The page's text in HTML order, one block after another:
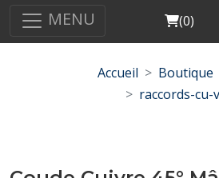
MENU Cart
(0)
Accueil Boutique
raccords-cu-